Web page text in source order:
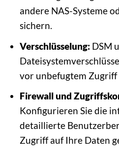
andere NAS-Systeme
sichern.
Verschlüsselung:DSM
vor unbefugtem Zugriff
Firewall und
Konfigurieren Sie die
detaillierte
Zugriff auf Ihre Daten